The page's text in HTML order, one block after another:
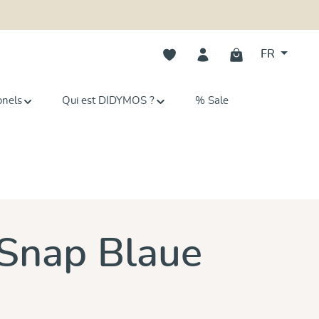
Vous avez 0 articles dans votre
FR
Qui est DIDYMOS ? % Sale
Blaue